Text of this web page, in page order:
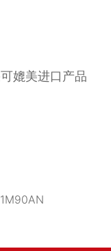
媲美进口产品